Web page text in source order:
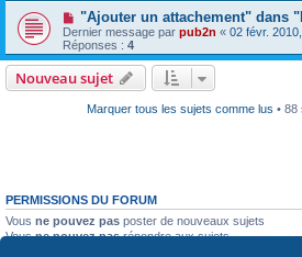
"Ajouter un attachement" dans
Dernier message par pub2n « 02 févr.
Réponses : 4
Nouveau sujet
Marquer tous les sujets comme lus • 88
PERMISSIONS DU FORUM
Vous ne pouvez pas poster de nouveaux sujets
Vousne pouvez pasrépondre aux sujets